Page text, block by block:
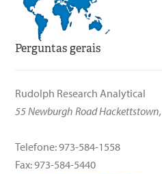
Perguntas gerais
Rudolph Research Analytical
55 Newburgh Road Hackettstown,
Telefone: 973-584-1558
Fax: 973-584-5440